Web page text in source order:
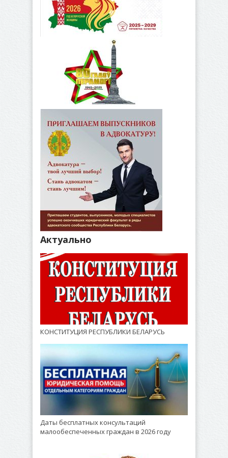
Актуально
КОНСТИТУЦИЯ РЕСПУБЛИКИ БЕЛАРУСЬ
Даты бесплатных консультаций
малообеспеченных граждан в 2026 году